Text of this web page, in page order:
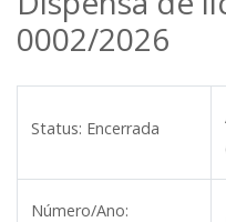
0002/2026
Status: Encerrada
Número/Ano: